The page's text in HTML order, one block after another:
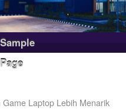
Sample
Page
Game Laptop Lebih Menarik